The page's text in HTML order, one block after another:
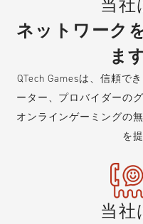
当社
ネットワーク
ま
QTech Gamesは、信頼で
ーター、プロバイダーの
オンラインゲーミングの
を
当社